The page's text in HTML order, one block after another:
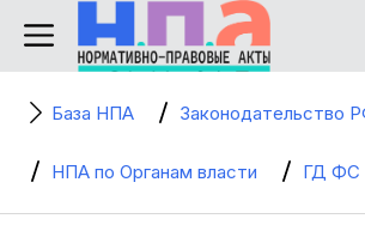
База НПА Законодательство
НПА по Органам власти ГД ФС